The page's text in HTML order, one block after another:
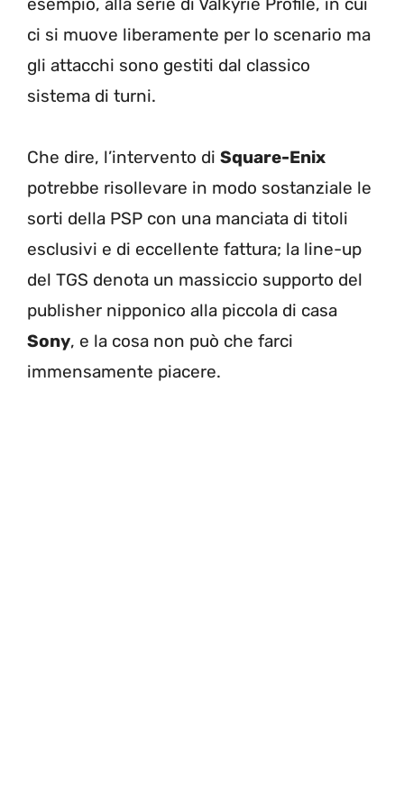
ci si muove liberamente per lo scenario ma
gli attacchi sono gestiti dal classico
sistema di turni.
Che dire, l’intervento di Square-Enix
potrebbe risollevare in modo sostanziale le
sorti della PSP con una manciata di titoli
esclusivi e di eccellente fattura; la line-up
del TGS denota un massiccio supporto del
publisher nipponico alla piccola di casa
Sony, e la cosa non può che farci
immensamente piacere.